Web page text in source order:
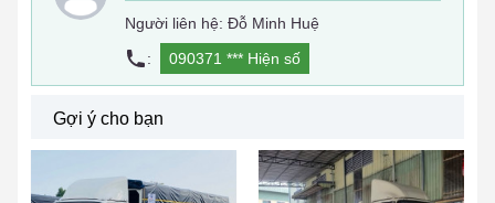
Người liên hệ: Đỗ Minh Huệ
:
090371 *** Hiện số
Gợi ý cho bạn